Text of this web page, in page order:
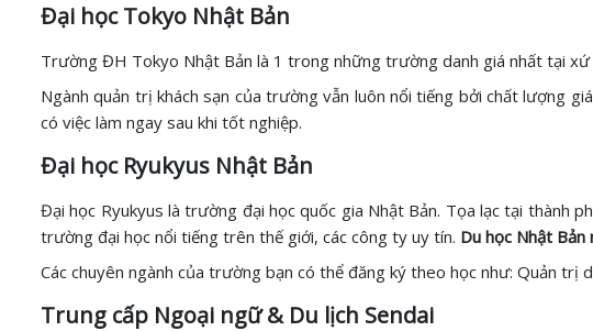
Đại học Tokyo Nhật Bản
Trường ĐH Tokyo Nhật Bản là 1 trong những trường danh giá nhất tại
Ngành quản trị khách sạn của trường vẫn luôn nổi tiếng bởi chất lượng
có việc làm ngay sau khi tốt nghiệp.
Đại học Ryukyus Nhật Bản
Đại học Ryukyus là trường đại học quốc gia Nhật Bản. Tọa lạc tại thành
trường đại học nổi tiếng trên thế giới, các công ty uy tín. Du học Nhật Bản
Các chuyên ngành của trường bạn có thể đăng ký theo học như: Quản trị
Trung cấp Ngoại ngữ & Du lịch Sendai